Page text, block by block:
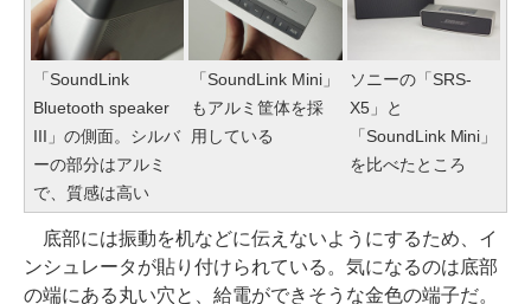
「SoundLink
Bluetooth speaker
III」の側面。シルバ
ーの部分はアルミ
で、質感は高い
「SoundLink Mini」
もアルミ筐体を採
用している
ソニーの「SRS-
X5」と
「SoundLink Mini」
を比べたところ
底部には振動を机などに伝えないようにするため、イ
ンシュレータが貼り付けられている。気になるのは底部
の端にある丸い穴と、給電ができそうな金色の端子だ。